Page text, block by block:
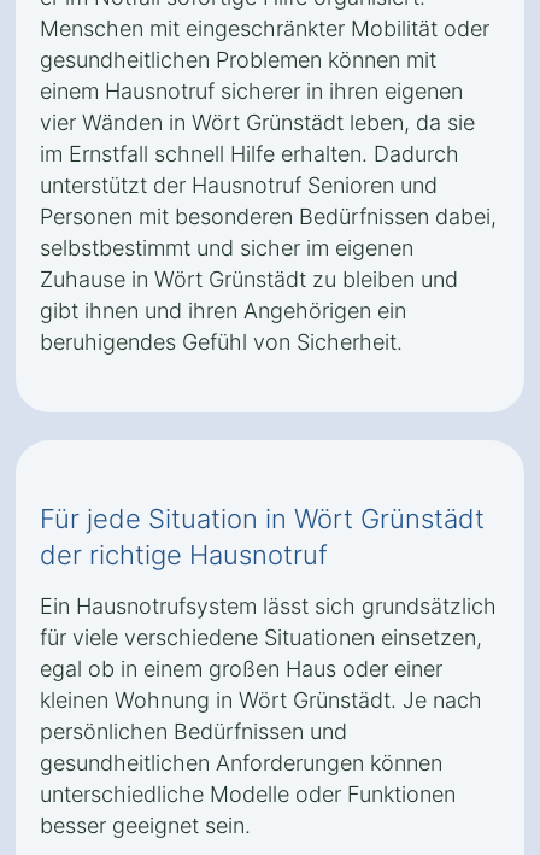
Menschen mit eingeschränkter Mobilität oder
gesundheitlichen Problemen können mit
einem Hausnotruf sicherer in ihren eigenen
vier Wänden in Wört Grünstädt leben, da sie
im Ernstfall schnell Hilfe erhalten. Dadurch
unterstützt der Hausnotruf Senioren und
Personen mit besonderen Bedürfnissen dabei,
selbstbestimmt und sicher im eigenen
Zuhause in Wört Grünstädt zu bleiben und
gibt ihnen und ihren Angehörigen ein
beruhigendes Gefühl von Sicherheit.
Für jede Situation in Wört Grünstädt
der richtige Hausnotruf
Ein Hausnotrufsystem lässt sich grundsätzlich
für viele verschiedene Situationen einsetzen,
egal ob in einem großen Haus oder einer
kleinen Wohnung in Wört Grünstädt. Je nach
persönlichen Bedürfnissen und
gesundheitlichen Anforderungen können
unterschiedliche Modelle oder Funktionen
besser geeignet sein.